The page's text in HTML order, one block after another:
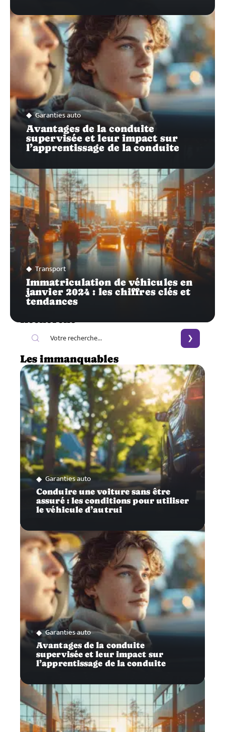
Garanties auto
Avantages de la conduite
supervisée et leur impact sur
l’apprentissage de la conduite
Transport
Immatriculation de véhicules en
janvier 2024 : les chiffres clés et
tendances
Recherche
Les immanquables
Garanties auto
Conduire une voiture sans être
assuré : les conditions pour utiliser
le véhicule d’autrui
Garanties auto
Avantages de la conduite
supervisée et leur impact sur
l’apprentissage de la conduite